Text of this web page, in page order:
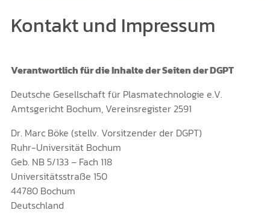
Kontakt und Impressum
Verantwortlich für die Inhalte der Seiten der DGPT
Deutsche Gesellschaft für Plasmatechnologie e.V.
Amtsgericht Bochum, Vereinsregister 2591
Dr. Marc Böke (stellv. Vorsitzender der DGPT)
Ruhr-Universität Bochum
Geb. NB 5/133 – Fach 118
Universitätsstraße 150
44780 Bochum
Deutschland